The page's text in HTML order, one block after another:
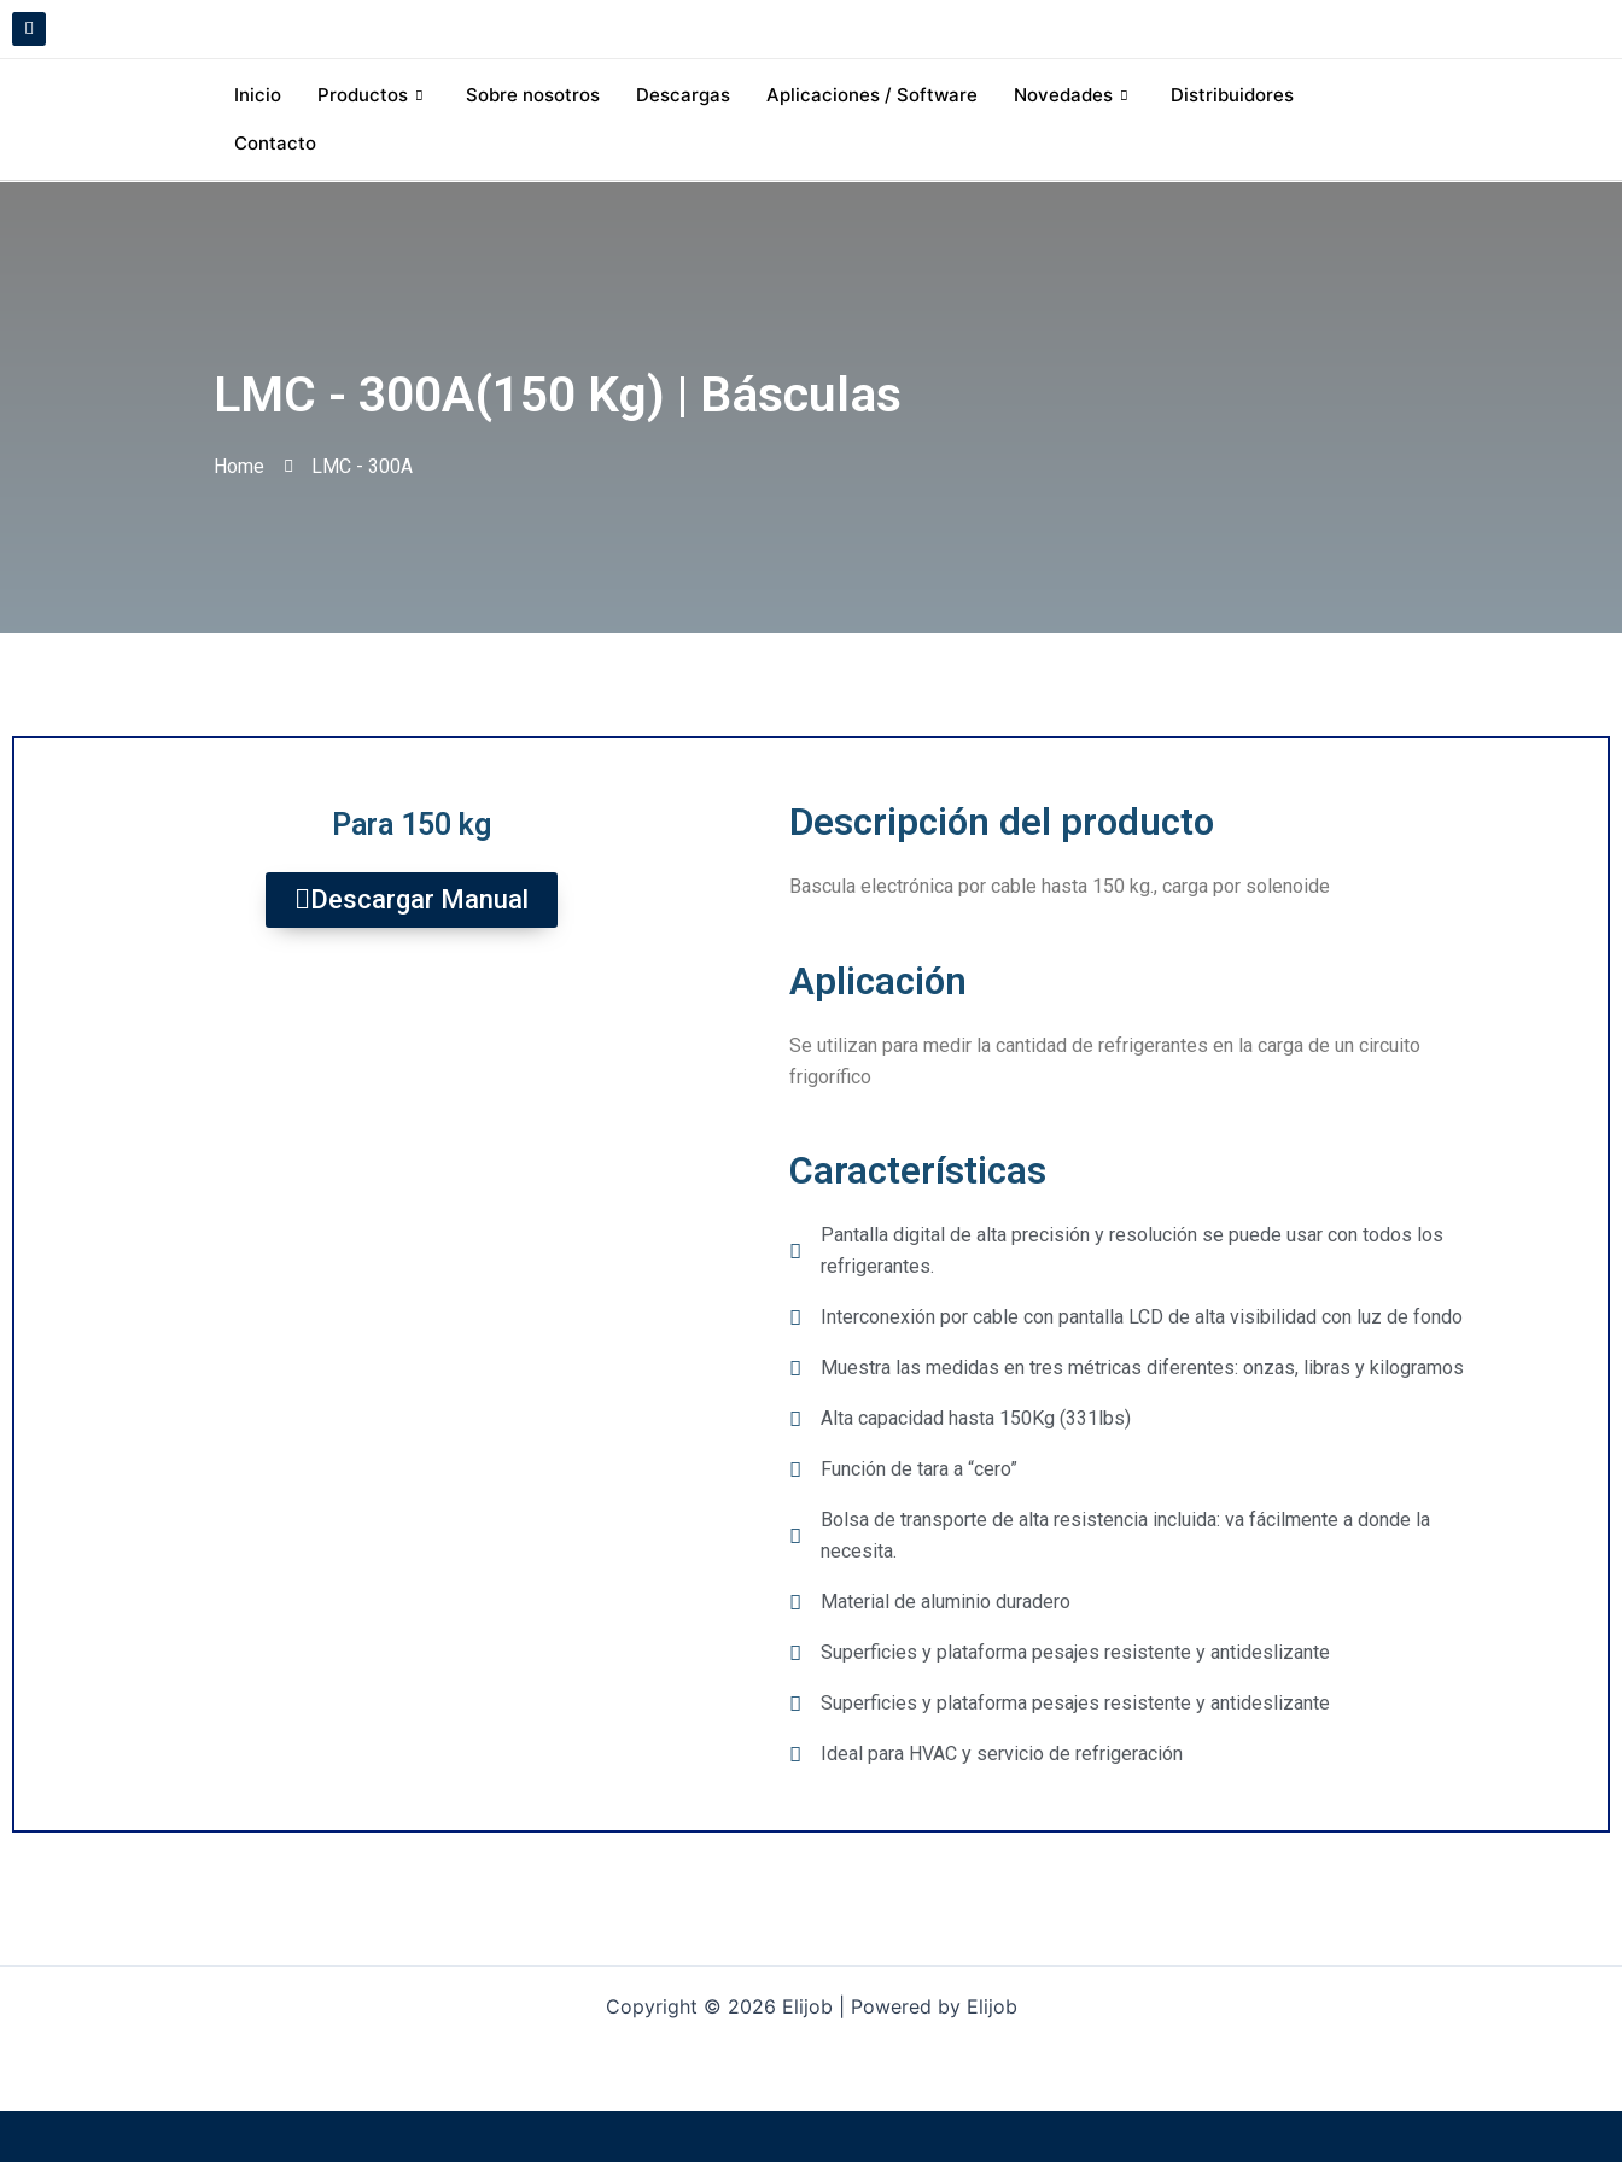
Skip
to
L
i
n
Inicio Productos Sobre nosotros Descargas Aplicaciones / Software Novedades Distribuidores
Contacto
LMC - 300A(150 Kg) | Básculas
Home LMC - 300A
Para 150 kg
Descargar Manual
Descripción del producto
Bascula electrónica por cable hasta 150 kg., carga por solenoide
Aplicación
Se utilizan para medir la cantidad de refrigerantes en la carga de un circuito
frigorífico
Características
Pantalla digital de alta precisión y resolución se puede usar con todos los
refrigerantes.
Interconexión por cable con pantalla LCD de alta visibilidad con luz de fondo
Muestra las medidas en tres métricas diferentes: onzas, libras y kilogramos
Alta capacidad hasta 150Kg (331lbs)
Función de tara a “cero”
Bolsa de transporte de alta resistencia incluida: va fácilmente a donde la
necesita.
Material de aluminio duradero
Superficies y plataforma pesajes resistente y antideslizante
Superficies y plataforma pesajes resistente y antideslizante
Ideal para HVAC y servicio de refrigeración
Copyright © 2026 Elijob | Powered by Elijob